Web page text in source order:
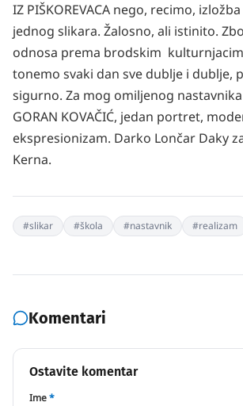
IZ PIŠKOREVACA nego, recimo,
jednog slikara. Žalosno, ali istinito.
odnosa prema brodskim
tonemo svaki dan sve dublje i dublje,
sigurno. Za mog omiljenog nastavnika
GORAN KOVAČIĆ, jedan portret,
ekspresionizam. Darko Lončar Daky
Kerna.
#slikar #škola #nastavnik #realizam
Komentari
Ostavite komentar
Ime*